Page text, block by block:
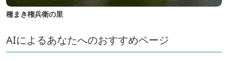
種まき権兵衛の里
AIによるあなたへのおすすめページ